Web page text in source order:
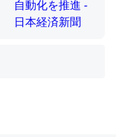
に覗いてる。ぼ
中かが分かるので